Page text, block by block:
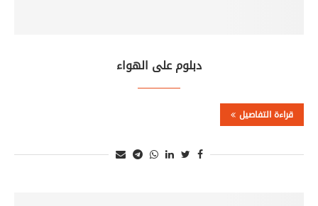
دبلوم على الهواء
قراءة التفاصيل